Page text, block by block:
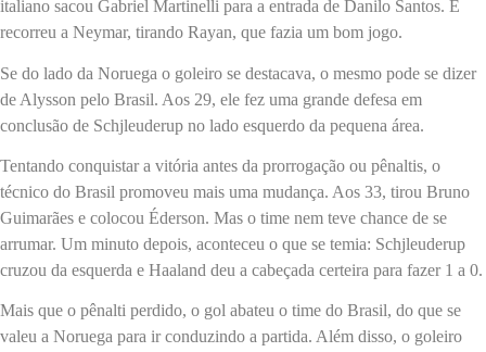
italiano sacou Gabriel Martinelli para a entrada de Danilo Santos. E
recorreu a Neymar, tirando Rayan, que fazia um bom jogo.
Se do lado da Noruega o goleiro se destacava, o mesmo pode se dizer
de Alysson pelo Brasil. Aos 29, ele fez uma grande defesa em
conclusão de Schjleuderup no lado esquerdo da pequena área.
Tentando conquistar a vitória antes da prorrogação ou pênaltis, o
técnico do Brasil promoveu mais uma mudança. Aos 33, tirou Bruno
Guimarães e colocou Éderson. Mas o time nem teve chance de se
arrumar. Um minuto depois, aconteceu o que se temia: Schjleuderup
cruzou da esquerda e Haaland deu a cabeçada certeira para fazer 1 a 0.
Mais que o pênalti perdido, o gol abateu o time do Brasil, do que se
valeu a Noruega para ir conduzindo a partida. Além disso, o goleiro